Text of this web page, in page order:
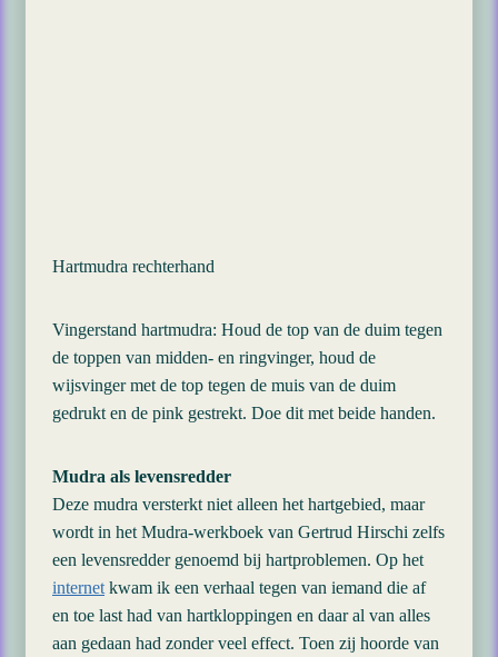
Hartmudra rechterhand
Vingerstand hartmudra: Houd de top van de duim tegen
de toppen van midden- en ringvinger, houd de
wijsvinger met de top tegen de muis van de duim
gedrukt en de pink gestrekt. Doe dit met beide handen.
Mudra als levensredder
Deze mudra versterkt niet alleen het hartgebied, maar
wordt in het Mudra-werkboek van Gertrud Hirschi zelfs
een levensredder genoemd bij hartproblemen. Op het
internet kwam ik een verhaal tegen van iemand die af
en toe last had van hartkloppingen en daar al van alles
aan gedaan had zonder veel effect. Toen zij hoorde van